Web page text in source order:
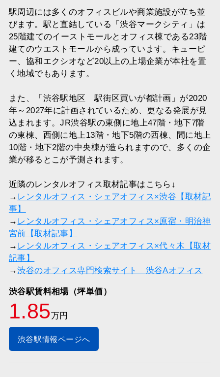
駅周辺には多くのオフィスビルや商業施設が立ち並
びます。駅と直結している「渋谷マークシティ」は
25階建てのイーストモールとオフィス棟である23階
建てのウエストモールから成っています。キューピ
ー、協和エクシオなど20以上の上場企業が本社を置
く地域でもあります。
また、「渋谷駅地区 駅街区買いが都計画」が2020
年～2027年に計画されているため、更なる発展が見
込まれます。JR渋谷駅の東側に地上47階・地下7階
の東棟、西側に地上13階・地下5階の西棟、間に地上
10階・地下2階の中央棟が造られますので、多くの企
業が移るとこが予測されます。
近隣のレンタルオフィス取材記事はこちら↓
→ レンタルオフィス・シェアオフィス×渋谷【取材記
事】
→ レンタルオフィス・シェアオフィス×原宿・明治神
宮前【取材記事】
→ レンタルオフィス・シェアオフィス×代々木【取材
記事】
→渋谷のオフィス専門検索サイト 渋谷Aオフィス
渋谷駅賃料相場（坪単価）
1.85万円
渋谷駅情報ページへ